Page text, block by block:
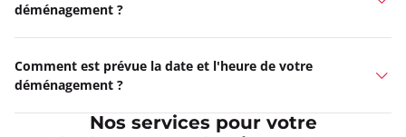
déménagement ?
Comment est prévue la date et l'heure de votre
déménagement ?
Nos services pour votre